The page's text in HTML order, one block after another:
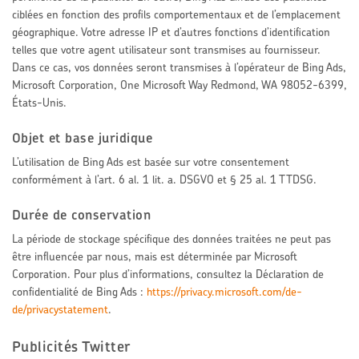
ciblées en fonction des profils comportementaux et de l’emplacement
géographique. Votre adresse IP et d’autres fonctions d’identification
telles que votre agent utilisateur sont transmises au fournisseur.
Dans ce cas, vos données seront transmises à l’opérateur de Bing Ads,
Microsoft Corporation, One Microsoft Way Redmond, WA 98052-6399,
États-Unis.
Objet et base juridique
L’utilisation de Bing Ads est basée sur votre consentement
conformément à l’art. 6 al. 1 lit. a. DSGVO et § 25 al. 1 TTDSG.
Durée de conservation
La période de stockage spécifique des données traitées ne peut pas
être influencée par nous, mais est déterminée par Microsoft
Corporation. Pour plus d’informations, consultez la Déclaration de
confidentialité de Bing Ads : https://privacy.microsoft.com/de-
de/privacystatement.
Publicités Twitter